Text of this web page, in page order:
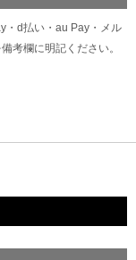
・d払い・au Pay・メル
考欄に明記ください。